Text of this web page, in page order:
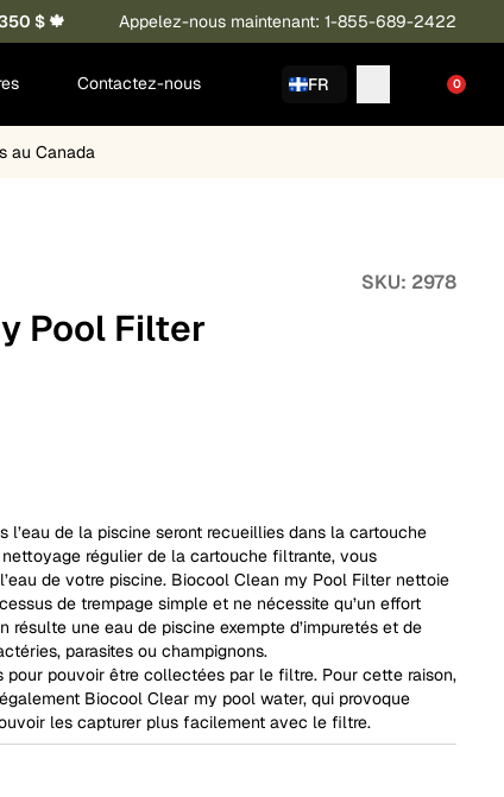
$ 🍁 Appelez-nous maintenant: 1-855-689-2422
Contactez-nous FR 0
au Canada
SKU: 2978
Pool Filter
l’eau de la piscine seront recueillies dans la cartouche
régulier de la cartouche filtrante, vous
de votre piscine. Biocool Clean my Pool Filter nettoie
de trempage simple et ne nécessite qu’un effort
résulte une eau de piscine exempte d’impuretés et de
parasites ou champignons.
pour pouvoir être collectées par le filtre. Pour cette raison,
Biocool Clear my pool water, qui provoque
les capturer plus facilement avec le filtre.